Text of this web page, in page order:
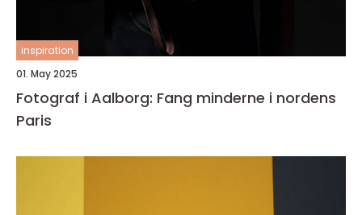
inspiration
01. May 2025
Fotograf i Aalborg: Fang minderne i nordens
Paris